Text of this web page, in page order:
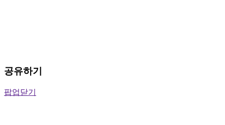
공유하기
팝업닫기